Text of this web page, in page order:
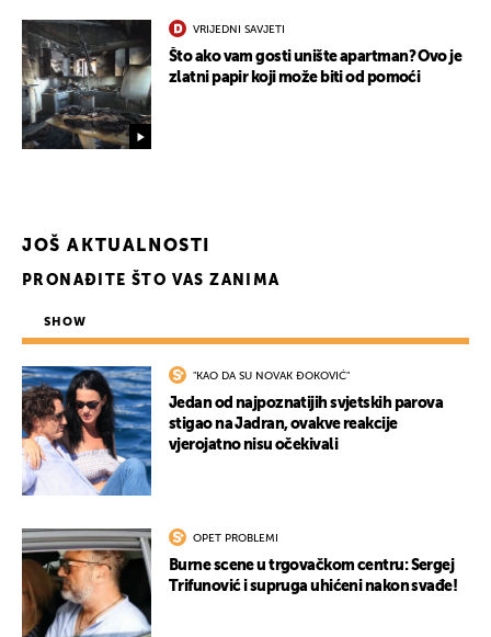
VRIJEDNI SAVJETI
Što ako vam gosti unište apartman? Ovo je
zlatni papir koji može biti od pomoći
JOŠ AKTUALNOSTI
PRONAĐITE ŠTO VAS ZANIMA
SHOW
"KAO DA SU NOVAK ĐOKOVIĆ"
Jedan od najpoznatijih svjetskih parova
stigao na Jadran, ovakve reakcije
vjerojatno nisu očekivali
OPET PROBLEMI
Burne scene u trgovačkom centru: Sergej
Trifunović i supruga uhićeni nakon svađe!